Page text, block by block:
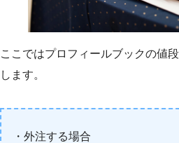
ここではプロフィールブックの値
します。
・外注する場合